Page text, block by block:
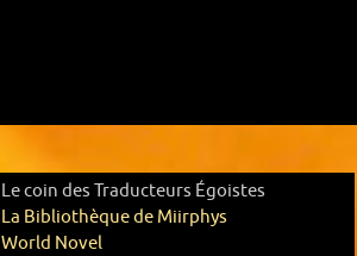
Le coin des Traducteurs Égoistes
La Bibliothèque de Miirphys
World Novel